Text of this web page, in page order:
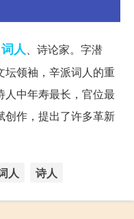
词人、诗论家。字潜
坛领袖，辛派词人的重
中年寿最长，官位最
创作，提出了许多革新
人 诗人